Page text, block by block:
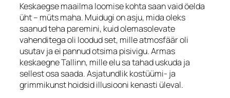
Keskaegse maailma loomise kohta saan vaid öelda
üht – müts maha. Muidugi on asju, mida oleks
saanud teha paremini, kuid olemasolevate
vahenditega oli loodudset, mille atmosfäär oli
usutav ja ei pannud otsima pisivigu. Armas
keskaegne Tallinn, mille elu sa tahad uskuda ja
sellest osa saada. Asjatundlik kostüümi- ja
grimmikunst hoidsid illusiooni kenasti üleval.